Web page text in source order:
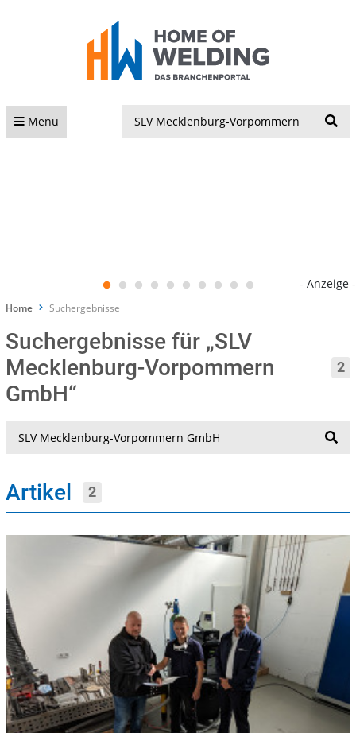
Menü
- Anzeige -
Home Suchergebnisse
Suchergebnisse für „SLV
Mecklenburg-Vorpommern
GmbH“
2
Artikel 2